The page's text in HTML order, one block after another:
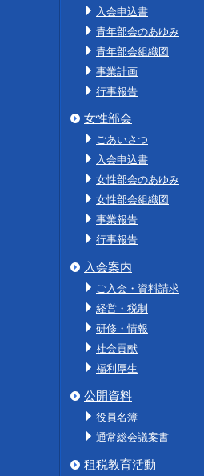
入会申込書
青年部会のあゆみ
青年部会組織図
事業計画
行事報告
女性部会
ごあいさつ
入会申込書
女性部会のあゆみ
女性部会組織図
事業報告
行事報告
入会案内
ご入会・資料請求
経営・税制
研修・情報
社会貢献
福利厚生
公開資料
役員名簿
通常総会議案書
租税教育活動